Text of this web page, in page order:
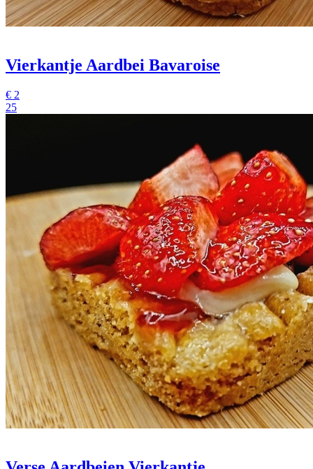
Vierkantje Aardbei Bavaroise
€ 2
25